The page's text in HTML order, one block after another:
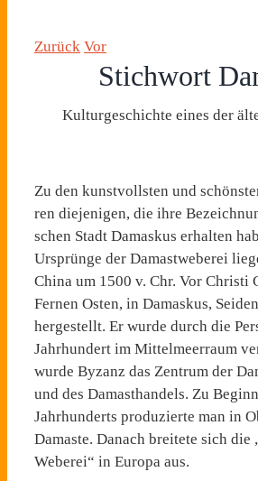
Zurück Vor
Stichwort
Kulturgeschichte eines der
Zu den kunstvollsten und
ren diejenigen, die ihre
schen Stadt Damaskus er­halten
Ursprünge der Damastweberei
China um 1500 v. Chr. Vor Christi
Fernen Osten, in Damaskus,
hergestellt. Er wurde durch die
Jahrhundert im Mittelmeerraum
wurde Byzanz das Zentrum der
und des Damasthandels. Zu
Jahrhunderts produzierte man in
Damaste. Danach breitete sich die
Weberei“ in Europa aus.